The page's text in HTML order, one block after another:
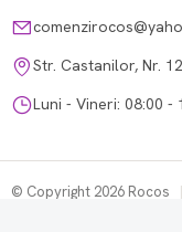
Str. Castanilor, Nr.
Luni - Vineri: 08:00 -
© Copyright 2026 Rocos |